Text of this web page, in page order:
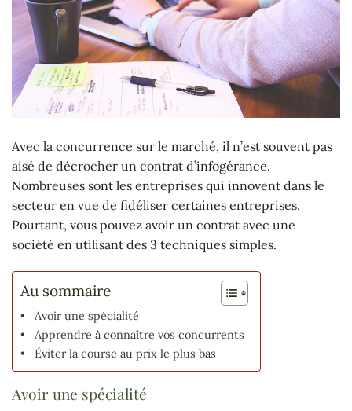
Avec la concurrence sur le marché, il n’est souvent pas
aisé de décrocher un contrat d’infogérance.
Nombreuses sont les entreprises qui innovent dans le
secteur en vue de fidéliser certaines entreprises.
Pourtant, vous pouvez avoir un contrat avec une
société en utilisant des 3 techniques simples.
Au sommaire
Avoir une spécialité
Apprendre à connaître vos concurrents
Éviter la course au prix le plus bas
Avoir une spécialité